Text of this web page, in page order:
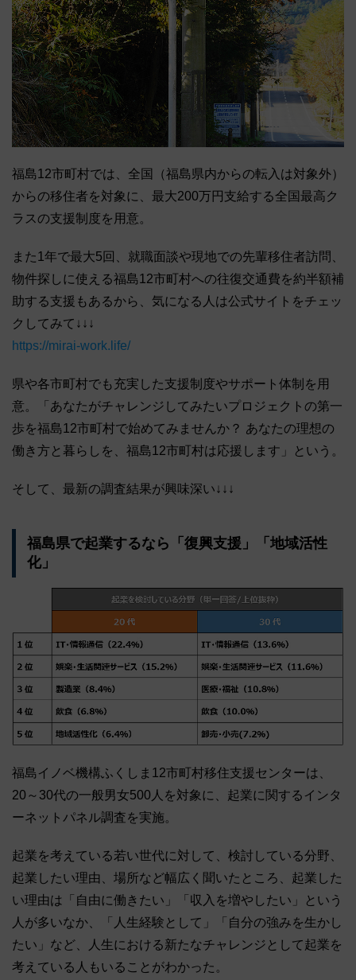
福島12市町村では、全国（福島県内からの転入は対象外）
からの移住者を対象に、最大200万円支給する全国最高ク
ラスの支援制度を用意。
また1年で最大5回、就職面談や現地での先輩移住者訪問、
物件探しに使える福島12市町村への往復交通費を約半額補
助する支援もあるから、気になる人は公式サイトをチェッ
クしてみて↓↓↓
https://mirai-work.life/
県や各市町村でも充実した支援制度やサポート体制を用
意。「あなたがチャレンジしてみたいプロジェクトの第一
歩を福島12市町村で始めてみませんか？ あなたの理想の
働き方と暮らしを、福島12市町村は応援します」という。
そして、最新の調査結果が興味深い↓↓↓
福島県で起業するなら「復興支援」「地域活性
化」
福島イノベ機構ふくしま12市町村移住支援センターは、
20～30代の一般男女500人を対象に、起業に関するインタ
ーネットパネル調査を実施。
起業を考えている若い世代に対して、検討している分野、
起業したい理由、場所など幅広く聞いたところ、起業した
い理由は「自由に働きたい」「収入を増やしたい」という
人が多いなか、「人生経験として」「自分の強みを生かし
たい」など、人生における新たなチャレンジとして起業を
考えている人もいることがわかった。